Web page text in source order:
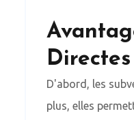
Directes
D'abord, les
plus, elles